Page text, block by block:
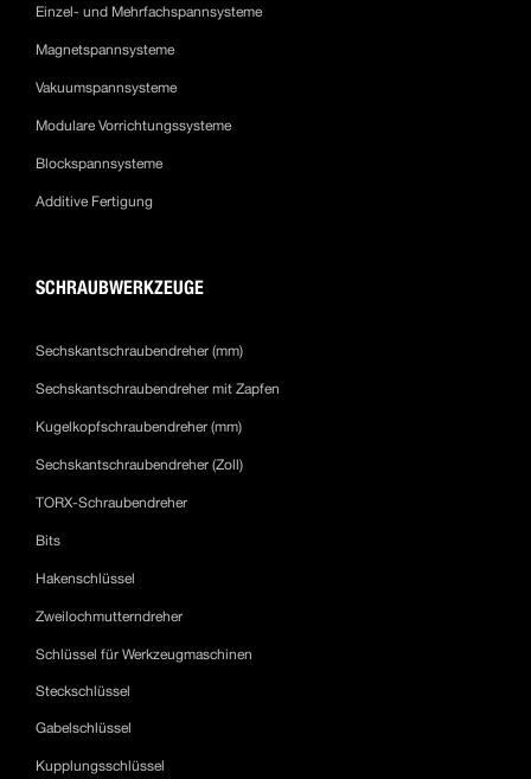
Einzel- und Mehrfachspannsysteme
Magnetspannsysteme
Vakuumspannsysteme
Modulare Vorrichtungssysteme
Blockspannsysteme
Additive Fertigung
SCHRAUBWERKZEUGE
Sechskantschraubendreher (mm)
Sechskantschraubendreher mit Zapfen
Kugelkopfschraubendreher (mm)
Sechskantschraubendreher (Zoll)
TORX-Schraubendreher
Bits
Hakenschlüssel
Zweilochmutterndreher
Schlüssel für Werkzeugmaschinen
Steckschlüssel
Gabelschlüssel
Kupplungsschlüssel